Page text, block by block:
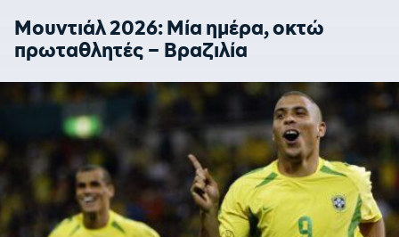
Μουντιάλ 2026: Μία ημέρα, οκτώ
πρωταθλητές – Βραζιλία